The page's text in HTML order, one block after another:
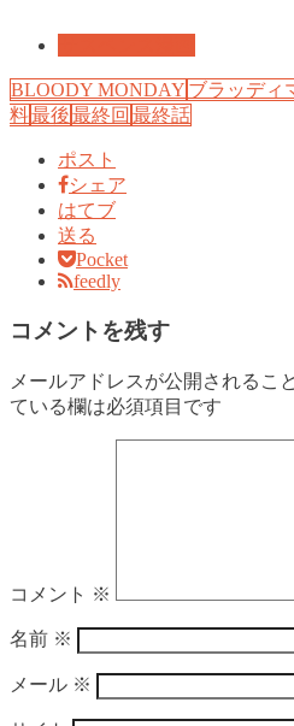
BLOODY MONDAY ブラッディ
料最後最終回 最終話
ポスト
シェア
はてブ
送る
Pocket
feedly
コメントを残す
メールアドレスが公開されるこ
ている欄は必須項目です
コメント ※
名前 ※
メール ※